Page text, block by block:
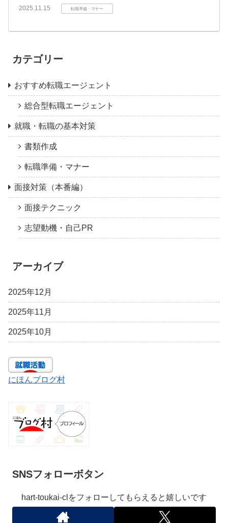
2025.11.15 転職準備・マナー
カテゴリー
おすすめ転職エージェント
総合型転職エージェント
就職・転職の基本対策
書類作成
転職準備・マナー
面接対策（本番編）
面接テクニック
志望動機・自己PR
アーカイブ
2025年12月
2025年11月
2025年10月
にほんブログ村
SNSフォローボタン
hart-toukai-clをフォローしてもらえると嬉しいです